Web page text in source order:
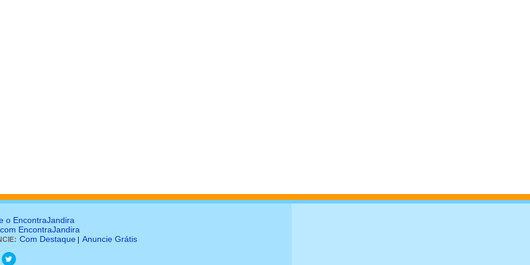
o EncontraJandira
EncontraJandira
Com Destaque Anuncie Grátis